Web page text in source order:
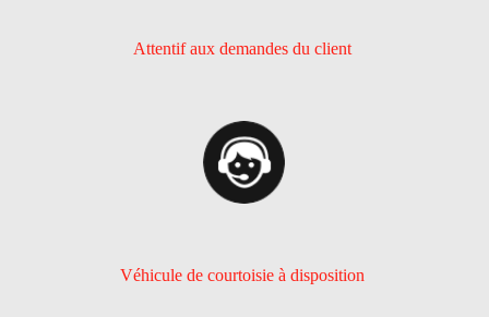
Attentif aux demandes du client
Véhicule de courtoisie à disposition